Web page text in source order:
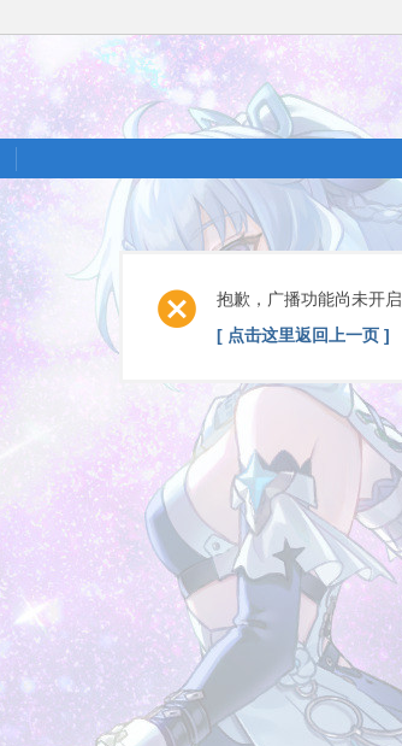
抱歉，广播功能尚未开启
[ 点击这里返回上一页 ]